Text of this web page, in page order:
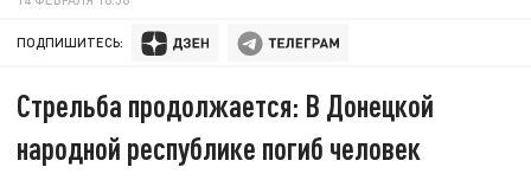
ПОДПИШИТЕСЬ:
Стрельба продолжается: В Донецкой
народной республике погиб человек